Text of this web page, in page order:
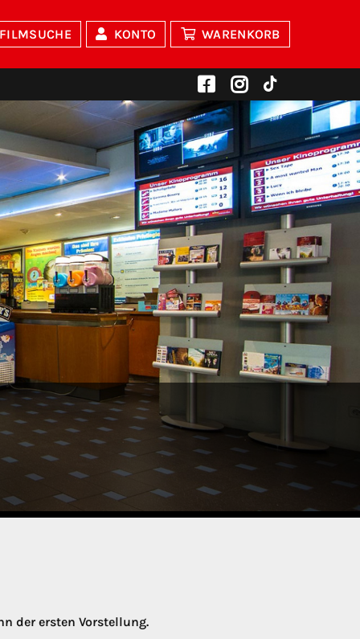
FILMSUCHE KONTO WARENKORB
der ersten Vorstellung.